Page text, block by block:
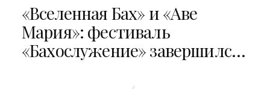
«Вселенная Бах» и «Аве
Мария»: фестиваль
«Бахослужение» завершился